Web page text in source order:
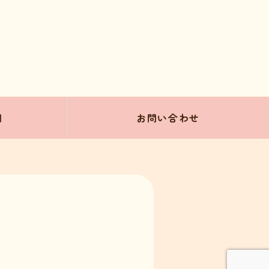
お問い合わせ